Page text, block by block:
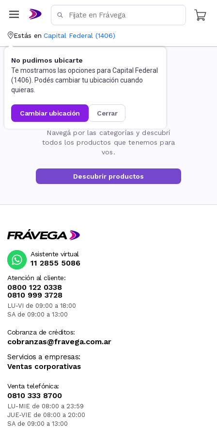
Estás en Capital Federal (1406)
No pudimos ubicarte
Te mostramos las opciones para Capital Federal
(1406). Podés cambiar tu ubicación cuando
quieras.
cambiar ubicación cerrar
La página no existe
Navegá por las categorías y descubrí
todos los productos que tenemos para
vos.
Descubrir productos
Atención al cliente:
0800 122 0338
0810 999 3728
LU-VI de 09:00 a 18:00
SA de 09:00 a 13:00
Cobranza de créditos:
cobranzas@fravega.com.ar
Servicios a empresas:
Ventas corporativas
Venta telefónica:
0810 333 8700
LU-MIE de 08:00 a 23:59
JUE-VIE de 08:00 a 20:00
SA de 09:00 a 13:00
Asistente virtual
11 2855 5086